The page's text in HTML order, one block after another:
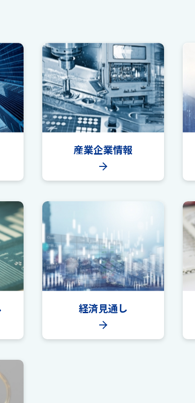
産業企業情報
経済見通し